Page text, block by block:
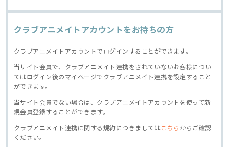
クラブアニメイトアカウントをお持ちの方
クラブアニメイトアカウントでログインすることができます。
当サイト会員で、クラブアニメイト連携をされていないお客様につい
てはログイン後のマイページでクラブアニメイト連携を設定すること
ができます。
当サイト会員でない場合は、クラブアニメイトアカウントを使って新
規会員登録することができます。
クラブアニメイト連携に関する規約につきましてはこちら からご確認
ください。